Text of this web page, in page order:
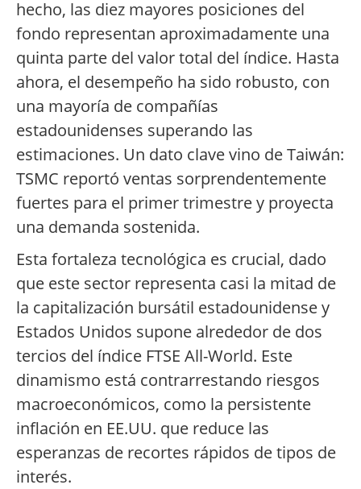
hecho, las diez mayores posiciones del
fondo representan aproximadamente una
quinta parte del valor total del índice. Hasta
ahora, el desempeño ha sido robusto, con
una mayoría de compañías
estadounidenses superando las
estimaciones. Un dato clave vino de Taiwán:
TSMC reportó ventas sorprendentemente
fuertes para el primer trimestre y proyecta
una demanda sostenida.
Esta fortaleza tecnológica es crucial, dado
que este sector representa casi la mitad de
la capitalización bursátil estadounidense y
Estados Unidos supone alrededor de dos
tercios del índice FTSE All-World. Este
dinamismo está contrarrestando riesgos
macroeconómicos, como la persistente
inflación en EE.UU. que reduce las
esperanzas de recortes rápidos de tipos de
interés.